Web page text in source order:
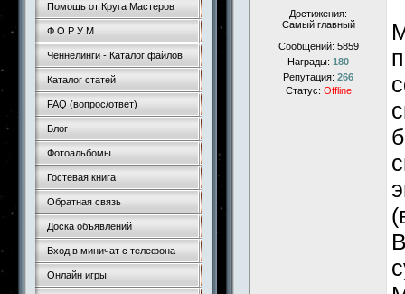
Помощь от Круга Мастеров
Ф О Р У М
Ченнелинги - Каталог файлов
Каталог статей
FAQ (вопрос/ответ)
Блог
Фотоальбомы
Гостевая книга
Обратная связь
Доска объявлений
Вход в миничат с телефона
Онлайн игры
Достижения:
Самый главный
Сообщений: 5859
Награды: 180
Репутация: 266
Статус: Offline